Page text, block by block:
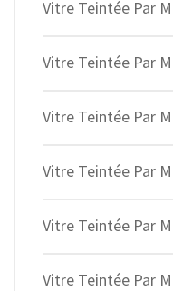
Vitre Teintée Par
Vitre Teintée Par
Vitre Teintée Par
Vitre Teintée Par
Vitre Teintée Par
Vitre Teintée Par